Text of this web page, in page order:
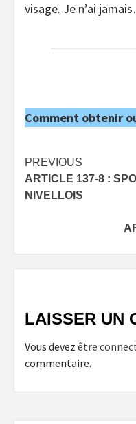
visage. Je n’ai
Comment obtenir
Post
navigation
PREVIOUS
ARTICLE 137-8 :
NIVELLOIS
LAISSER UN
Vous devez être
commentaire.